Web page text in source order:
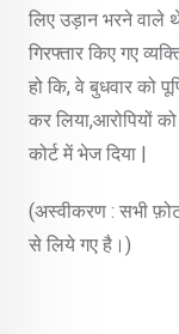
लिए उड़ान भरने वाले
गिरफ्तार किए गए
हो कि, वे बुधवार को
कर लिया,आरोपियों
कोर्ट में भेज दिया |
(अस्वीकरण : सभी
से लिये गए है।)